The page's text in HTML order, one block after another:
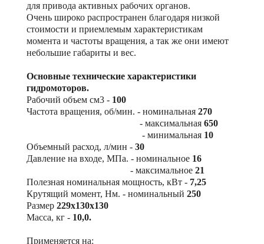
для привода активных рабочих органов.
Очень широко распространен благодаря низкой
стоимости и приемлемым характеристикам
момента и частоты вращения, а так же они имеют
небольшие габариты и вес.
Основные технические характеристики
гидромоторов.
Рабочий объем см3 - 100
Частота вращения, об/мин. - номинальная 270
- максимальная 650
- минимальная 10
Объемный расход, л/мин - 30
Давление на входе, МПа. - номинальное 16
- максимальное 21
Полезная номинальная мощность, кВт - 7,25
Крутящий момент, Нм. - номинальный 250
Размер 229х130х130
Масса, кг - 10,0.
Применяется на: